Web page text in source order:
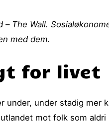
– The Wall.
med dem.
for livet
under, under stadig
mot folk som